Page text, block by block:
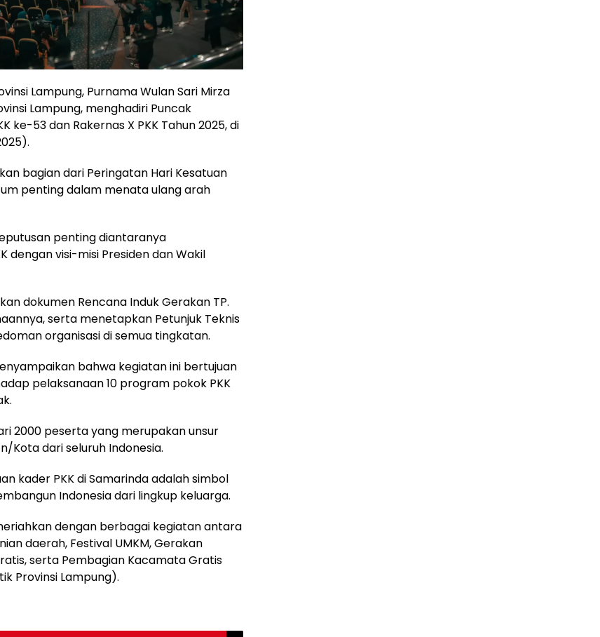
Lampung, Purnama Wulan Sari Mirza
Lampung, menghadiri Puncak
ke-53 dan Rakernas X PKK Tahun 2025, di
bagian dari Peringatan Hari Kesatuan
penting dalam menata ulang arah
penting diantaranya
dengan visi-misi Presiden dan Wakil
dokumen Rencana Induk Gerakan TP.
serta menetapkan Petunjuk Teknis
organisasi di semua tingkatan.
bahwa kegiatan ini bertujuan
pelaksanaan 10 program pokok PKK
2000 peserta yang merupakan unsur
Kota dari seluruh Indonesia.
kader PKK di Samarinda adalah simbol
Indonesia dari lingkup keluarga.
dengan berbagai kegiatan antara
daerah, Festival UMKM, Gerakan
serta Pembagian Kacamata Gratis
Provinsi Lampung).